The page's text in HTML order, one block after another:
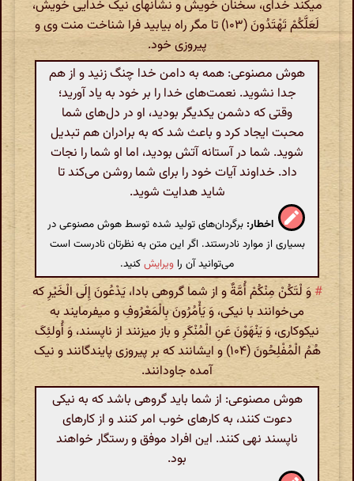
میکند خدای، سخنان خویش و نشانهای نیک خدایی خویش،
لَعَلَّکُمْ تَهْتَدُونَ (۱۰۳) تا مگر راه بیابید فرا شناخت منت وی و
پیروزی خود.
هوش مصنوعی: همه به دامن خدا چنگ زنید و از هم
جدا نشوید. نعمت‌های خدا را بر خود به یاد آورید؛
وقتی که دشمن یکدیگر بودید، او در دل‌های شما
محبت ایجاد کرد و باعث شد که به برادران هم تبدیل
شوید. شما در آستانه آتش بودید، اما او شما را نجات
داد. خداوند آیات خود را برای شما روشن می‌کند تا
شاید هدایت شوید.
اخطار: برگردان‌های تولید شده توسط هوش مصنوعی در
بسیاری از موارد نادرستند. اگر این متن به نظرتان نادرست است
می‌توانید آن را ویرایشکنید.
#وَ لْتَکُنْ مِنْکُمْ أُمَّةٌ و از شما گروهی بادا، یَدْعُونَ إِلَی الْخَیْرِ که
می‌خوانند با نیکی، وَ یَأْمُرُونَ بِالْمَعْرُوفِ و میفرمایند به
نیکوکاری، وَ یَنْهَوْنَ عَنِ الْمُنْکَرِ و باز میزنند از ناپسند، وَ أُولئِکَ
هُمُ الْمُفْلِحُونَ (۱۰۴) و ایشانند که بر پیروزی پایندگانند و نیک
آمده جاودانند.
هوش مصنوعی: از شما باید گروهی باشد که به نیکی
دعوت کنند، به کارهای خوب امر کنند و از کارهای
ناپسند نهی کنند. این افراد موفق و رستگار خواهند
بود.